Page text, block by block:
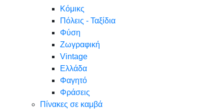
Κόμικς
Πόλεις - Ταξίδια
Φύση
Ζωγραφική
Vintage
Ελλάδα
Φαγητό
Φράσεις
Πίνακες σε καμβά